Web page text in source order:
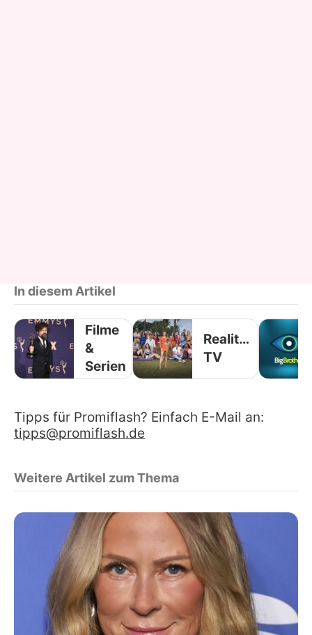
In diesem Artikel
Filme
&
Serien
Reality-
TV
Tipps für Promiflash? Einfach E-Mail an:
tipps@promiflash.de
Weitere Artikel zum Thema